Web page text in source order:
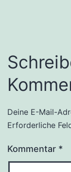
Deine E-Mail-
Erforderliche
Kommentar *